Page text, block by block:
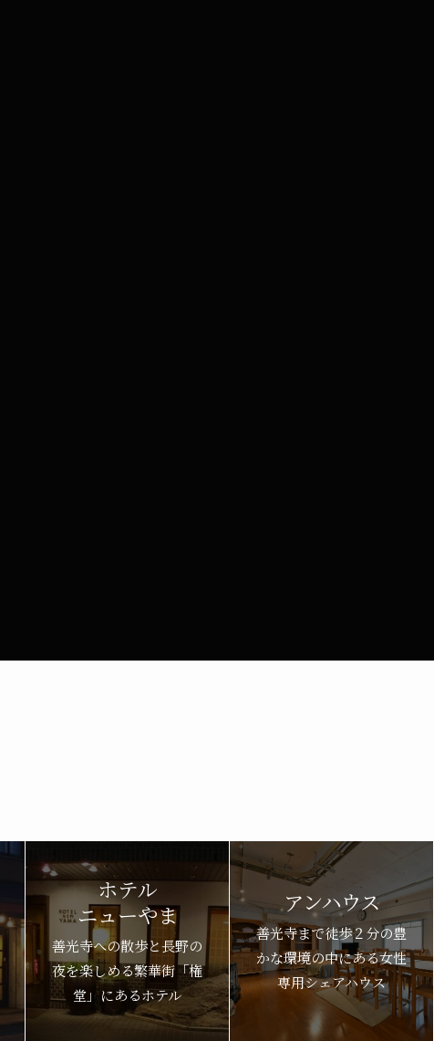
ホテル
ニューやま
善光寺への散歩と長野の
夜を楽しめる繁華街「権
堂」にあるホテル
アンハウス
善光寺まで徒歩２分の豊
かな環境の中にある女性
専用シェアハウス